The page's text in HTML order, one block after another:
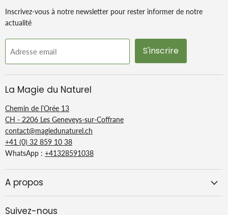
Inscrivez-vous à notre newsletter pour rester informer de notre
actualité
Adresse email S'inscrire
La Magie du Naturel
Chemin de l’Orée 13
CH - 2206 Les Geneveys-sur-Coffrane
contact@magiedunaturel.ch
+41 (0) 32 859 10 38
WhatsApp : +41328591038
A propos
Suivez-nous